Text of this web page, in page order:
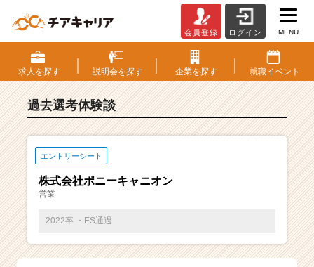
S・
選
考
験
ベ
ー・
成
会員登録 ログイン MENU
求人を探す 説明会を探す 企業を探す 就職イベント
過去選考体験談
エントリーシート
株式会社ポニーキャニオン
営業
2022卒 ・ES通過